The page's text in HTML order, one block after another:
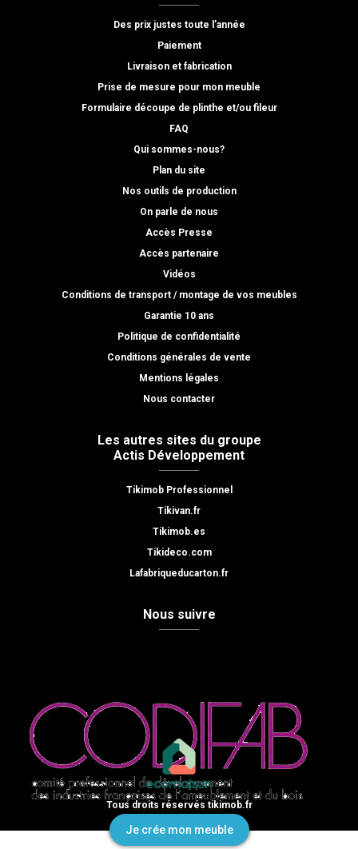
Je crée mon meuble
Des prix justes toute l’année
Paiement
Livraison et fabrication
Prise de mesure pour mon meuble
Formulaire découpe de plinthe et/ou fileur
FAQ
Qui sommes-nous?
Plan du site
Nos outils de production
On parle de nous
Accès Presse
Accès partenaire
Vidéos
Conditions de transport / montage de vos meubles
Garantie 10 ans
Politique de confidentialité
Conditions générales de vente
Mentions légales
Nous contacter
Les autres sites du groupe
Actis Développement
Tikimob Professionnel
Tikivan.fr
Tikimob.es
Tikideco.com
Lafabriqueducarton.fr
Nous suivre
Tous droits réservés tikimob.fr